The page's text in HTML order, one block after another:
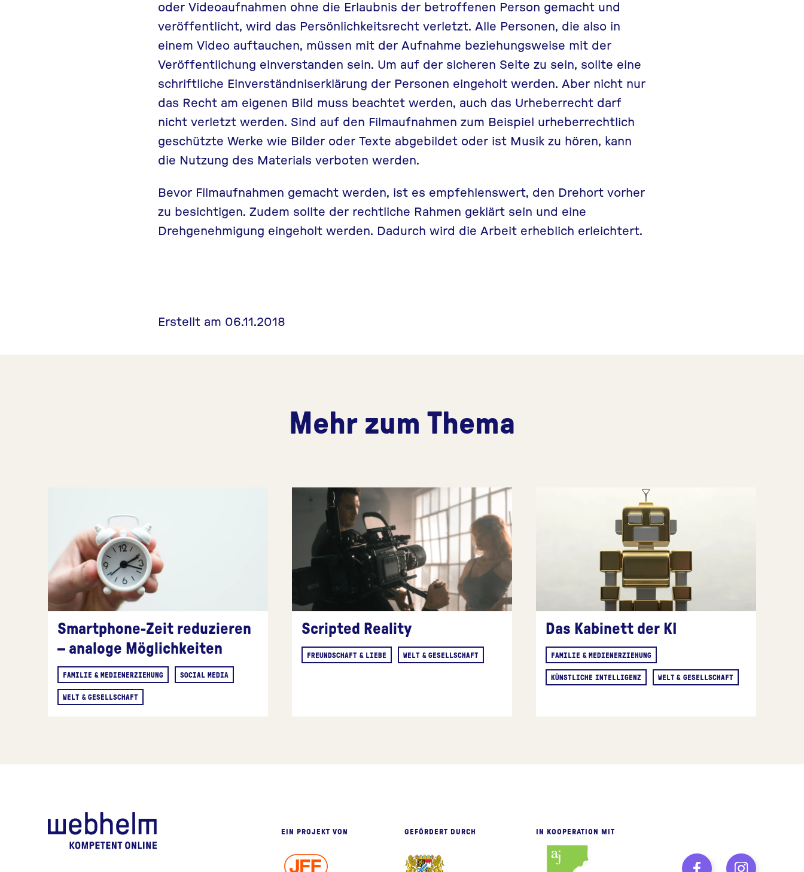
oder Videoaufnahmen ohne die Erlaubnis der betroffenen Person gemacht und
veröffentlicht, wird das Persönlichkeitsrecht verletzt. Alle Personen, die also in
einem Video auftauchen, müssen mit der Aufnahme beziehungsweise mit der
Veröffentlichung einverstanden sein. Um auf der sicheren Seite zu sein, sollte eine
schriftliche Einverständniserklärung der Personen eingeholt werden. Aber nicht nur
das Recht am eigenen Bild muss beachtet werden, auch das Urheberrecht darf
nicht verletzt werden. Sind auf den Filmaufnahmen zum Beispiel urheberrechtlich
geschützte Werke wie Bilder oder Texte abgebildet oder ist Musik zu hören, kann
die Nutzung des Materials verboten werden.
Bevor Filmaufnahmen gemacht werden, ist es empfehlenswert, den Drehort vorher
zu besichtigen. Zudem sollte der rechtliche Rahmen geklärt sein und eine
Drehgenehmigung eingeholt werden. Dadurch wird die Arbeit erheblich erleichtert.
Erstellt am 06.11.2018
Mehr zum Thema
Smartphone-Zeit reduzieren
– analoge Möglichkeiten
FAMILIE & MEDIENERZIEHUNG SOCIAL MEDIA
WELT & GESELLSCHAFT
Scripted Reality
FREUNDSCHAFT & LIEBE WELT & GESELLSCHAFT
Das Kabinett der KI
FAMILIE & MEDIENERZIEHUNG
KÜNSTLICHE INTELLIGENZ WELT & GESELLSCHAFT
EIN PROJEKT VON GEFÖRDERT DURCH IN KOOPERATION MIT